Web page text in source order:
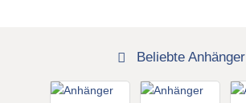
Beliebte Anhänger